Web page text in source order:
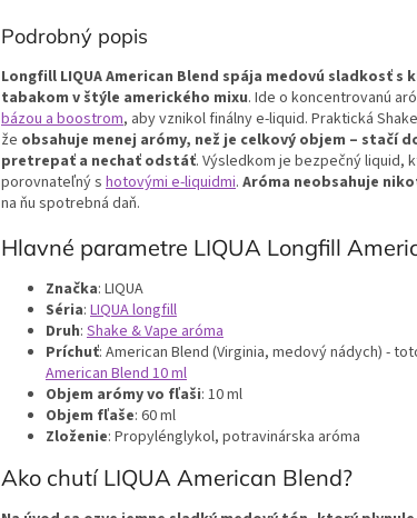
Podrobný popis
Longfill LIQUA American Blend spája medovú sladkosť s
tabakom v štýle amerického mixu. Ide o koncentrovanú
bázou a boostrom, aby vznikol finálny e-liquid. Praktická
že obsahuje menej arómy, než je celkový objem – stačí
pretrepať a nechať odstáť. Výsledkom je bezpečný liquid,
porovnateľný s hotovými e-liquidmi. Aróma neobsahuje
na ňu spotrebná daň.
Hlavné parametre LIQUA Longfill
Značka: LIQUA
Séria: LIQUA longfill
Druh: Shake & Vape aróma
Príchuť: American Blend (Virginia, medový nádych) -
American Blend 10 ml
Objem arómy vo fľaši: 10 ml
Objem fľaše: 60 ml
Zloženie: Propylénglykol, potravinárska aróma
Ako chutí LIQUA American Blend?